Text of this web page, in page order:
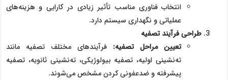
انتخاب فناوری مناسب تأثیر زیادی در کارایی و هزینه‌های
عملیاتی و نگهداری سیستم دارد.
طراحی فرآیند تصفیه
تعیین مراحل تصفیه: فرآیندهای مختلف تصفیه مانند
ته‌نشینی اولیه، تصفیه بیولوژیکی، ته‌نشینی ثانویه، تصفیه
پیشرفته و ضدعفونی کردن مشخص می‌شوند.